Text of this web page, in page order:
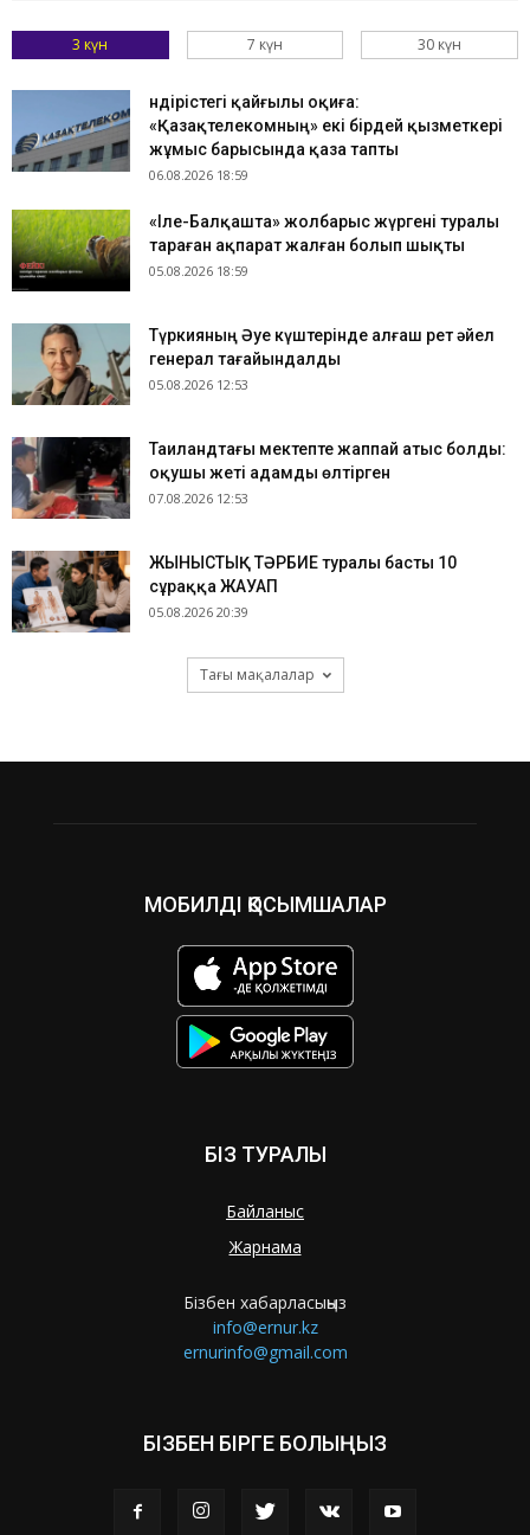
3 күн 7 күн 30 күн
Өндірістегі қайғылы оқиға:
«Қазақтелекомның» екі бірдей қызметкері
жұмыс барысында қаза тапты
06.08.2026 18:59
«Іле-Балқашта» жолбарыс жүргені туралы
тараған ақпарат жалған болып шықты
05.08.2026 18:59
Түркияның Әуе күштерінде алғаш рет әйел
генерал тағайындалды
05.08.2026 12:53
Таиландтағы мектепте жаппай атыс болды:
оқушы жеті адамды өлтірген
07.08.2026 12:53
ЖЫНЫСТЫҚ ТӘРБИЕ туралы басты 10
сұраққа ЖАУАП
05.08.2026 20:39
Тағы мақалалар
МОБИЛДІ ҚОСЫМШАЛАР
БІЗ ТУРАЛЫ
Байланыс
Жарнама
Бізбен хабарласыңыз
info@ernur.kz
ernurinfo@gmail.com
БІЗБЕН БІРГЕ БОЛЫҢЫЗ